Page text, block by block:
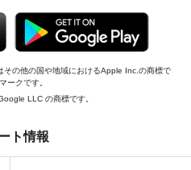
の他の国や地域におけるApple Inc.の商標で
ークです。
LLC の商標です。
ト情報